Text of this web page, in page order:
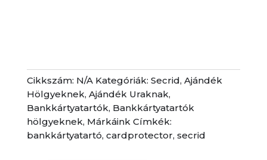
Cikkszám: N/A Kategóriák: Secrid, Ajándék
Hölgyeknek, Ajándék Uraknak,
Bankkártyatartók, Bankkártyatartók
hölgyeknek, Márkáink Címkék:
bankkártyatartó, cardprotector, secrid